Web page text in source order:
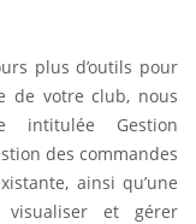
plus d’outils pour
de votre club, nous
intitulée Gestion
des commandes
ainsi qu’une
visualiser et gérer